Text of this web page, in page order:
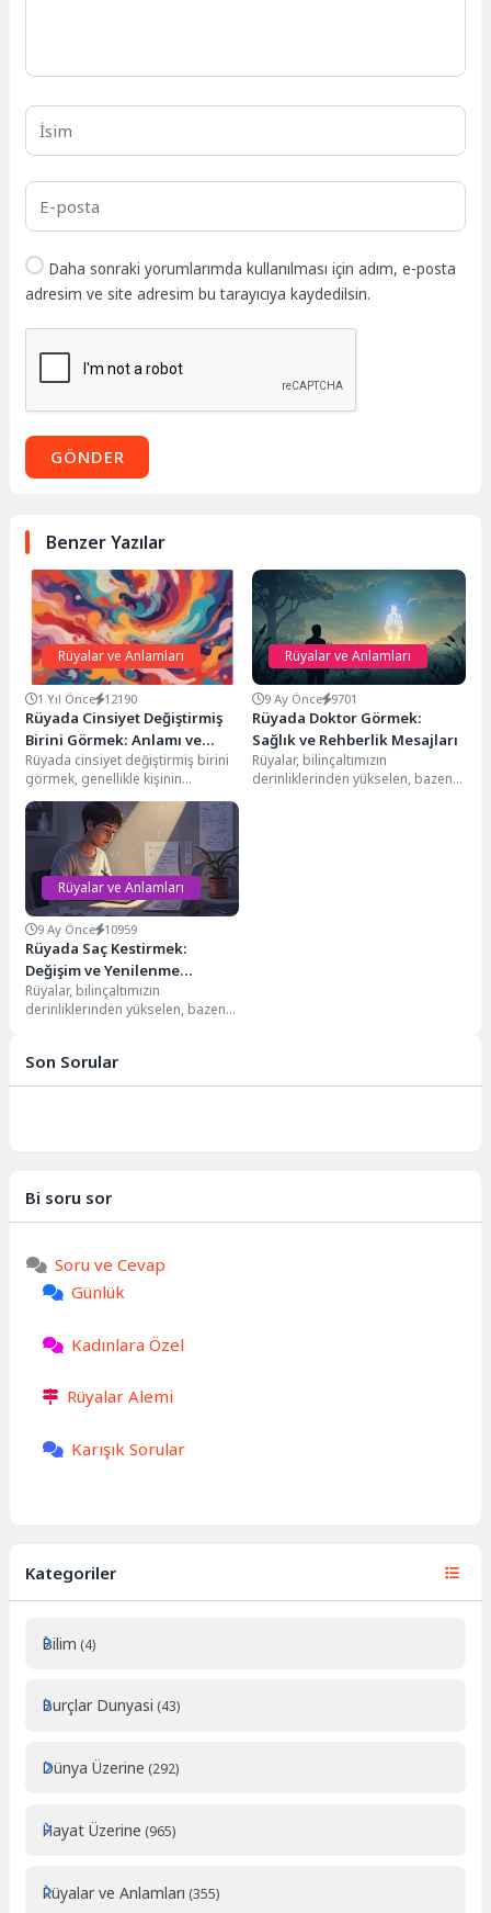
Daha sonraki yorumlarımda kullanılması için adım, e-posta
adresim ve site adresim bu tarayıcıya kaydedilsin.
GÖNDER
Benzer Yazılar
Rüyalar ve Anlamları
1 Yıl Önce 12190
Rüyada Cinsiyet Değiştirmiş
Birini Görmek: Anlamı ve
Yorumları
Rüyada cinsiyet değiştirmiş birini
görmek, genellikle kişinin
hayatında **cesaretlendirici bir
etkiye** sahip birinin varlığına
işaret...
Rüyalar ve Anlamları
9 Ay Önce 9701
Rüyada Doktor Görmek:
Sağlık ve Rehberlik Mesajları
Rüyalar, bilinçaltımızın
derinliklerinden yükselen, bazen
Rüyalar ve Anlamları
9 Ay Önce 10959
Rüyada Saç Kestirmek:
Değişim ve Yenilenme
Sembolleri
Rüyalar, bilinçaltımızın
derinliklerinden yükselen, bazen
Saçlar, pek...
Son Sorular
Bi soru sor
Soru ve Cevap
Günlük
Kadınlara Özel
Rüyalar Alemi
Karışık Sorular
Kategoriler
Bilim (4)
Burçlar Dunyasi (43)
Dünya Üzerine (292)
Hayat Üzerine (965)
Rüyalar ve Anlamları (355)